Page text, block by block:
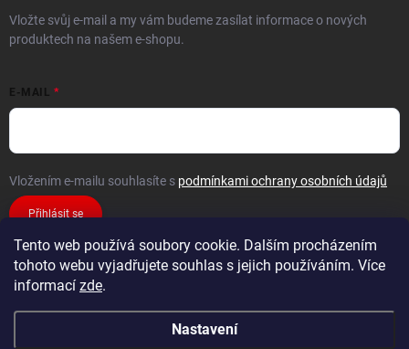
Tento web používá soubory cookie. Dalším procházením
tohoto webu vyjadřujete souhlas s jejich používáním. Více
informací zde.
Nastavení
Vložte svůj e-mail a my vám budeme zasílat informace o nových
produktech na našem e-shopu.
E-MAIL
Vložením e-mailu souhlasíte s podmínkami ochrany osobních údajů
Přihlásit se